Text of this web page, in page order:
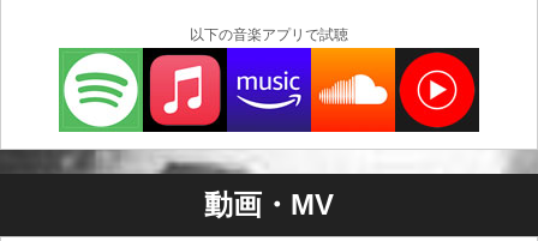
以下の音楽アプリで試聴
動画・MV